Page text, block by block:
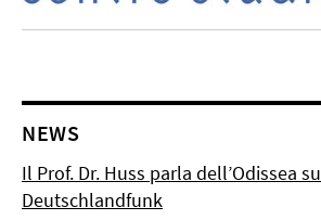
NEWS
Il Prof. Dr. Huss parla dell’Odissea su
Deutschlandfunk